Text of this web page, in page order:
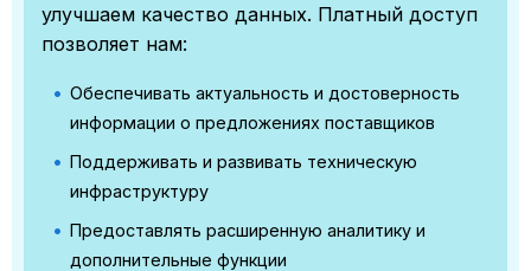
улучшаем качество данных. Платный доступ
позволяет нам:
Обеспечивать актуальность и достоверность
информации о предложениях поставщиков
Поддерживать и развивать техническую
инфраструктуру
Предоставлять расширенную аналитику и
дополнительные функции